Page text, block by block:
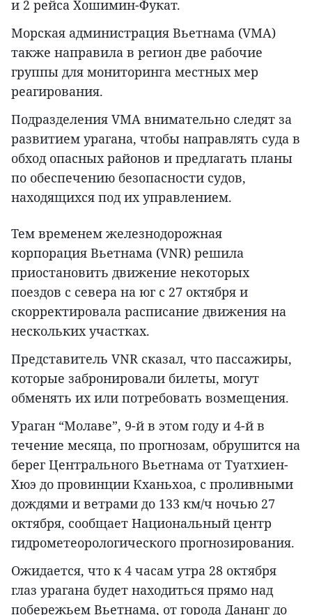
и 2 рейса Хошимин-Фукат.
Морская администрация Вьетнама (VMA)
также направила в регион две рабочие
группы для мониторинга местных мер
реагирования.
Подразделения VMA внимательно следят за
развитием урагана, чтобы направлять суда в
обход опасных районов и предлагать планы
по обеспечению безопасности судов,
находящихся под их управлением.
Тем временем железнодорожная
корпорация Вьетнама (VNR) решила
приостановить движение некоторых
поездов с севера на юг с 27 октября и
скорректировала расписание движения на
нескольких участках.
Представитель VNR сказал, что пассажиры,
которые забронировали билеты, могут
обменять их или потребовать возмещения.
Ураган “Молаве”, 9-й в этом году и 4-й в
течение месяца, по прогнозам, обрушится на
берег Центрального Вьетнама от Туатхиен-
Хюэ до провинции Кханьхоа, с проливными
дождями и ветрами до 133 км/ч ночью 27
октября, сообщает Национальный центр
гидрометеорологического прогнозирования.
Ожидается, что к 4 часам утра 28 октября
глаз урагана будет находиться прямо над
побережьем Вьетнама, от города Дананг до